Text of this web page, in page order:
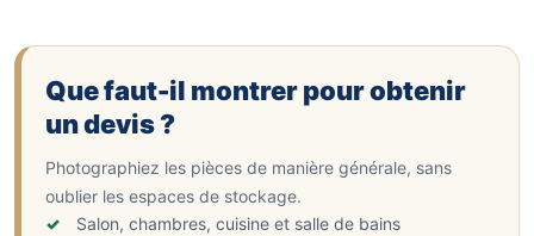
Que faut-il montrer pour obtenir
un devis ?
Photographiez les pièces de manière générale, sans
oublier les espaces de stockage.
Salon, chambres, cuisine et salle de bains